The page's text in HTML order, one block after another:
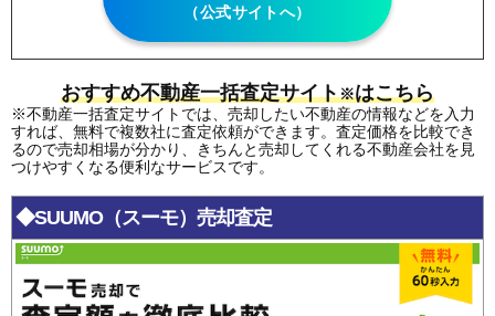
（公式サイトへ）
おすすめ不動産一括査定サイト※はこちら
※不動産一括査定サイトでは、売却したい不動産の情報などを入力
すれば、無料で複数社に査定依頼ができます。査定価格を比較でき
るので売却相場が分かり、きちんと売却してくれる不動産会社を見
つけやすくなる便利なサービスです。
◆SUUMO（スーモ）売却査定